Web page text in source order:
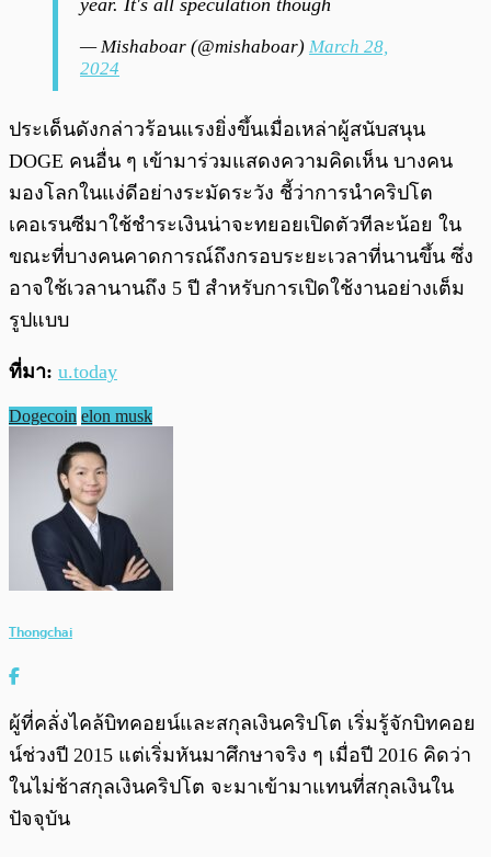
year. It's all speculation though
— Mishaboar (@mishaboar) March 28,
2024
ประเด็นดังกล่าวร้อนแรงยิ่งขึ้นเมื่อเหล่าผู้สนับสนุน
DOGE คนอื่น ๆ เข้ามาร่วมแสดงความคิดเห็น บางคน
มองโลกในแง่ดีอย่างระมัดระวัง ชี้ว่าการนำคริปโต
เคอเรนซีมาใช้ชำระเงินน่าจะทยอยเปิดตัวทีละน้อย ใน
ขณะที่บางคนคาดการณ์ถึงกรอบระยะเวลาที่นานขึ้น ซึ่ง
อาจใช้เวลานานถึง 5 ปี สำหรับการเปิดใช้งานอย่างเต็ม
รูปแบบ
ที่มา: u.today
Dogecoin elon musk
Thongchai
ผู้ที่คลั่งไคล้บิทคอยน์และสกุลเงินคริปโต เริ่มรู้จักบิทคอย
น์ช่วงปี 2015 แต่เริ่มหันมาศึกษาจริง ๆ เมื่อปี 2016 คิดว่า
ในไม่ช้าสกุลเงินคริปโต จะมาเข้ามาแทนที่สกุลเงินใน
ปัจจุบัน